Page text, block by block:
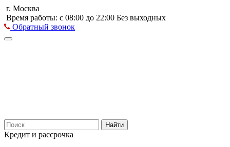
г. Москва
Время работы: с 08:00 до 22:00 Без выходных
Обратный звонок
Найти
Кредит и рассрочка